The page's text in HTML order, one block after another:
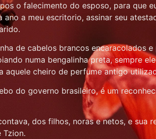
o falecimento do esposo, para que
ano a meu escritorio, assinar seu
de cabelos brancos encaracolados
numa bengalinha preta, sempre
aquele cheiro de perfume antigo
do governo brasileiro, é um
dos filhos, noras e netos, e
Tzion.